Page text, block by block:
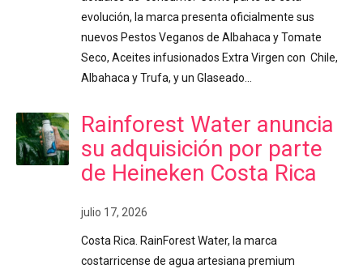
evolución, la marca presenta oficialmente sus
nuevos Pestos Veganos de Albahaca y Tomate
Seco, Aceites infusionados Extra Virgen con Chile,
Albahaca y Trufa, y un Glaseado…
Rainforest Water anuncia
su adquisición por parte
de Heineken Costa Rica
julio 17, 2026
Costa Rica. RainForest Water, la marca
costarricense de agua artesiana premium